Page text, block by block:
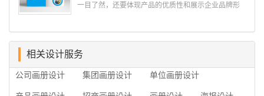
练掌握制作软件，深谙画册设...
一目了然，还要体现产品的优质性和展示企业品牌形
产品画册设计要注重企业文化，引起客户关注 现
在企业都在使用产品画册来进行市场宣传，高档产品
个成功的高档产品画册设计，能够将一个公司的企业
相关设计服务
公司画册设计 集团画册设计 单位画册设计